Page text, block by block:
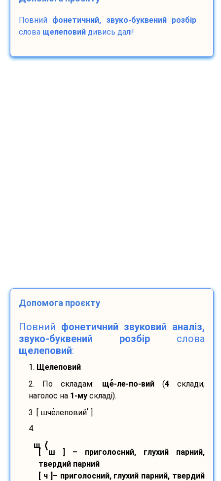
Повний фонетичний, звуко-буквений розбір
слова щелеповий дивись далі!
Допомога проєкту
Повний фонетичний звуковий аналіз,
звуко-буквений розбір слова
щелеповий:
1. Щелеповий
2. По складам: ще-ле-по-вий(4склади;
наголос на 1-му складі).
3. [ шчелеповий’
4.
щ ⟨
[ ш ] – приголосний, глухий парний,
твердий парний
[ ч ]– приголосний, глухий парний, твердий